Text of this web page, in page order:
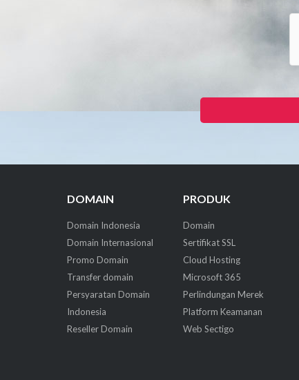
DOMAIN
Domain Indonesia
Domain Internasional
Promo Domain
Transfer domain
Persyaratan Domain
Indonesia
Reseller Domain
PRODUK
Domain
Sertifikat SSL
Cloud Hosting
Microsoft 365
Perlindungan Merek
Platform Keamanan
Web Sectigo